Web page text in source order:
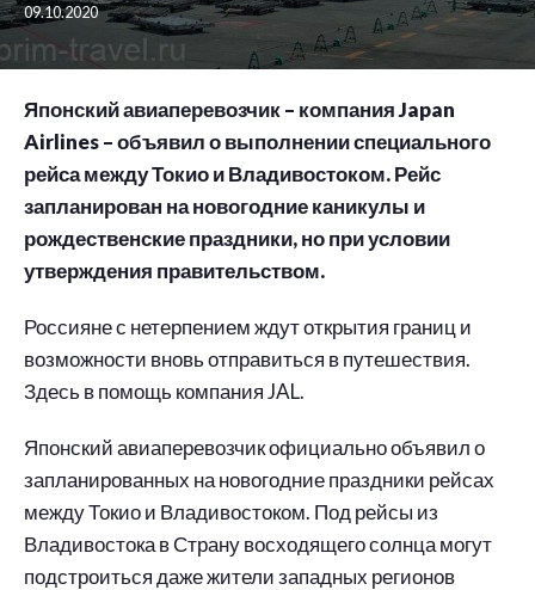
09.10.2020
Японский авиаперевозчик – компания Japan
Airlines – объявил о выполнении специального
рейса между Токио и Владивостоком. Рейс
запланирован на новогодние каникулы и
рождественские праздники, но при условии
утверждения правительством.
Россияне с нетерпением ждут открытия границ и
возможности вновь отправиться в путешествия.
Здесь в помощь компания JAL.
Японский авиаперевозчик официально объявил о
запланированных на новогодние праздники рейсах
между Токио и Владивостоком. Под рейсы из
Владивостока в Страну восходящего солнца могут
подстроиться даже жители западных регионов